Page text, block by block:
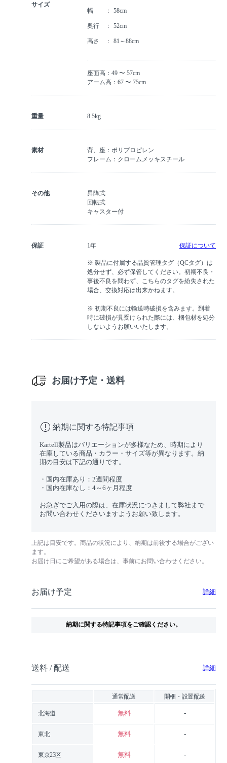
サイズ
幅
58cm
奥行 52cm
高さ 81～88cm
座面高：49 〜 57cm
アーム高：67 〜 75cm
重量 8.5kg
素材
背、座：ポリプロピレン
フレーム：クロームメッキスチール
その他
昇降式
回転式
キャスター付
保証 1年 保証について
※ 製品に付属する品質管理タグ（QCタグ）は
処分せず、必ず保管してください。初期不良・
事後不良を問わず、こちらのタグを紛失された
場合、交換対応は出来かねます。
※ 初期不良には輸送時破損を含みます。到着
時に破損が見受けられた際には、梱包材を処分
しないようお願いいたします。
お届け予定・送料
納期に関する特記事項
Kartell製品はバリエーションが多様なため、時期により
在庫している商品・カラー・サイズ等が異なります。納
期の目安は下記の通りです。
・国内在庫あり：2週間程度
・国内在庫なし：4～6ヶ月程度
お急ぎでご入用の際は、在庫状況につきまして弊社まで
お問い合わせくださいますようお願い致します。
上記は目安です。商品の状況により、納期は前後する場合がござい
ます。
お届け日にご希望がある場合は、事前にお問い合わせください。
お届け予定 詳細
納期に関する特記事項をご確認ください。
送料 / 配送 詳細
通常配送 開梱・設置配送
北海道 無料 -
東北 無料 -
東京23区 無料 -